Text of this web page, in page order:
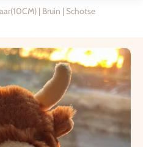
| Bruin | Schotse